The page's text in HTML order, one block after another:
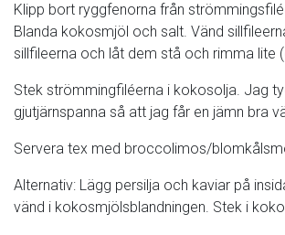
Klipp bort ryggfenorna från
Blanda kokosmjöl och salt. Vänd
sillfileerna och låt dem stå och rimma lite
Stek strömmingfiléerna i kokosolja. Jag
gjutjärnspanna så att jag får en jämn bra
Servera tex med broccolimos/
Alternativ: Lägg persilja och kaviar på
vänd i kokosmjölsblandningen. Stek i